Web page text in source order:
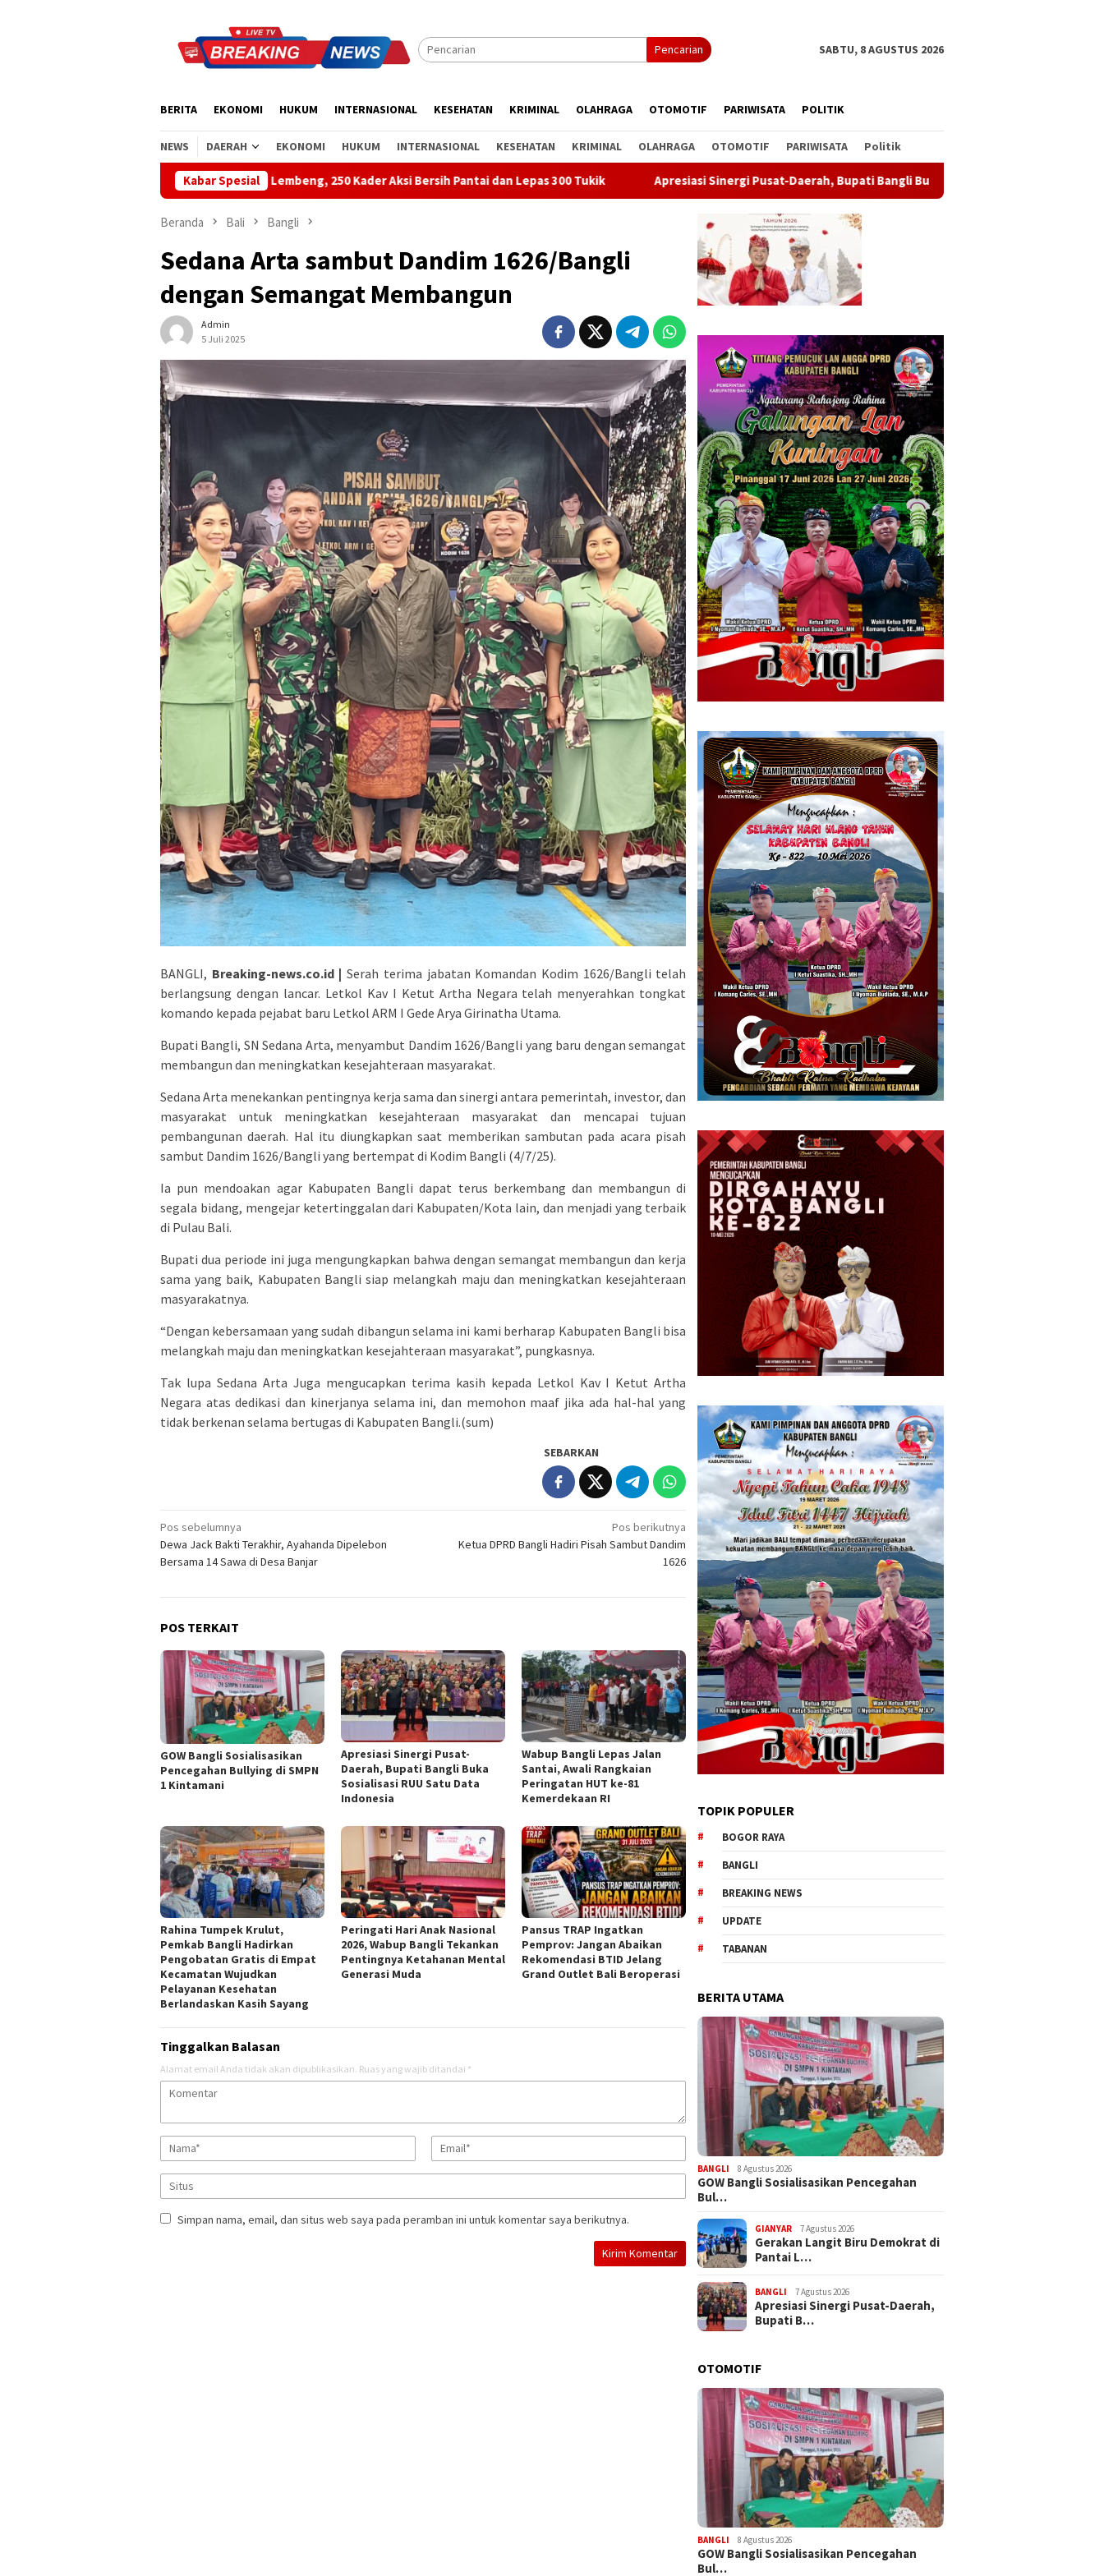
Pencarian SABTU, 8 AGUSTUS 2026
BERITA EKONOMI HUKUM INTERNASIONAL KESEHATAN KRIMINAL OLAHRAGA OTOMOTIF PARIWISATA POLITIK
NEWS DAERAH EKONOMI HUKUM INTERNASIONAL KESEHATAN KRIMINAL OLAHRAGA OTOMOTIF PARIWISATA Politik
Kabar Spesial
Biru Demokrat di Pantai Lembeng, 250 Kader Aksi Bersih Pantai dan Lepas 300 Tukik Apresiasi Sinergi Pusat-Daerah, Bupati Bangli Buka Sosialisasi RUU Satu Data Indonesia
Beranda Bali Bangli
Sedana Arta sambut Dandim 1626/Bangli
dengan Semangat Membangun
Admin
5 Juli 2025
BANGLI, Breaking-news.co.id | Serah terima jabatan Komandan Kodim 1626/Bangli telah
berlangsung dengan lancar. Letkol Kav I Ketut Artha Negara telah menyerahkan tongkat
komando kepada pejabat baru Letkol ARM I Gede Arya Girinatha Utama.
Bupati Bangli, SN Sedana Arta, menyambut Dandim 1626/Bangli yang baru dengan semangat
membangun dan meningkatkan kesejahteraan masyarakat.
Sedana Arta menekankan pentingnya kerja sama dan sinergi antara pemerintah, investor, dan
masyarakat untuk meningkatkan kesejahteraan masyarakat dan mencapai tujuan
pembangunan daerah. Hal itu diungkapkan saat memberikan sambutan pada acara pisah
sambut Dandim 1626/Bangli yang bertempat di Kodim Bangli (4/7/25).
Ia pun mendoakan agar Kabupaten Bangli dapat terus berkembang dan membangun di
segala bidang, mengejar ketertinggalan dari Kabupaten/Kota lain, dan menjadi yang terbaik
di Pulau Bali.
Bupati dua periode ini juga mengungkapkan bahwa dengan semangat membangun dan kerja
sama yang baik, Kabupaten Bangli siap melangkah maju dan meningkatkan kesejahteraan
masyarakatnya.
“Dengan kebersamaan yang sudah dibangun selama ini kami berharap Kabupaten Bangli bisa
melangkah maju dan meningkatkan kesejahteraan masyarakat”, pungkasnya.
Tak lupa Sedana Arta Juga mengucapkan terima kasih kepada Letkol Kav I Ketut Artha
Negara atas dedikasi dan kinerjanya selama ini, dan memohon maaf jika ada hal-hal yang
tidak berkenan selama bertugas di Kabupaten Bangli.(sum)
SEBARKAN
Navigasi
pos
Pos sebelumnya
Dewa Jack Bakti Terakhir, Ayahanda Dipelebon
Bersama 14 Sawa di Desa Banjar
Pos berikutnya
Ketua DPRD Bangli Hadiri Pisah Sambut Dandim
1626
POS TERKAIT
GOW Bangli Sosialisasikan
Pencegahan Bullying di SMPN
1 Kintamani
Apresiasi Sinergi Pusat-
Daerah, Bupati Bangli Buka
Sosialisasi RUU Satu Data
Indonesia
Wabup Bangli Lepas Jalan
Santai, Awali Rangkaian
Peringatan HUT ke-81
Kemerdekaan RI
Rahina Tumpek Krulut,
Pemkab Bangli Hadirkan
Pengobatan Gratis di Empat
Kecamatan Wujudkan
Pelayanan Kesehatan
Berlandaskan Kasih Sayang
Peringati Hari Anak Nasional
2026, Wabup Bangli Tekankan
Pentingnya Ketahanan Mental
Generasi Muda
Pansus TRAP Ingatkan
Pemprov: Jangan Abaikan
Rekomendasi BTID Jelang
Grand Outlet Bali Beroperasi
Tinggalkan Balasan
Alamat email Anda tidak akan dipublikasikan. Ruas yang wajib ditandai *
Simpan nama, email, dan situs web saya pada peramban ini untuk komentar saya berikutnya.
TOPIK POPULER
BOGOR RAYA
BANGLI
BREAKING NEWS
UPDATE
TABANAN
BERITA UTAMA
BANGLI 8 Agustus 2026
GOW Bangli Sosialisasikan Pencegahan
Bul…
GIANYAR 7 Agustus 2026
Gerakan Langit Biru Demokrat di
Pantai L…
BANGLI 7 Agustus 2026
Apresiasi Sinergi Pusat-Daerah,
Bupati B…
OTOMOTIF
BANGLI 8 Agustus 2026
GOW Bangli Sosialisasikan Pencegahan
Bul…